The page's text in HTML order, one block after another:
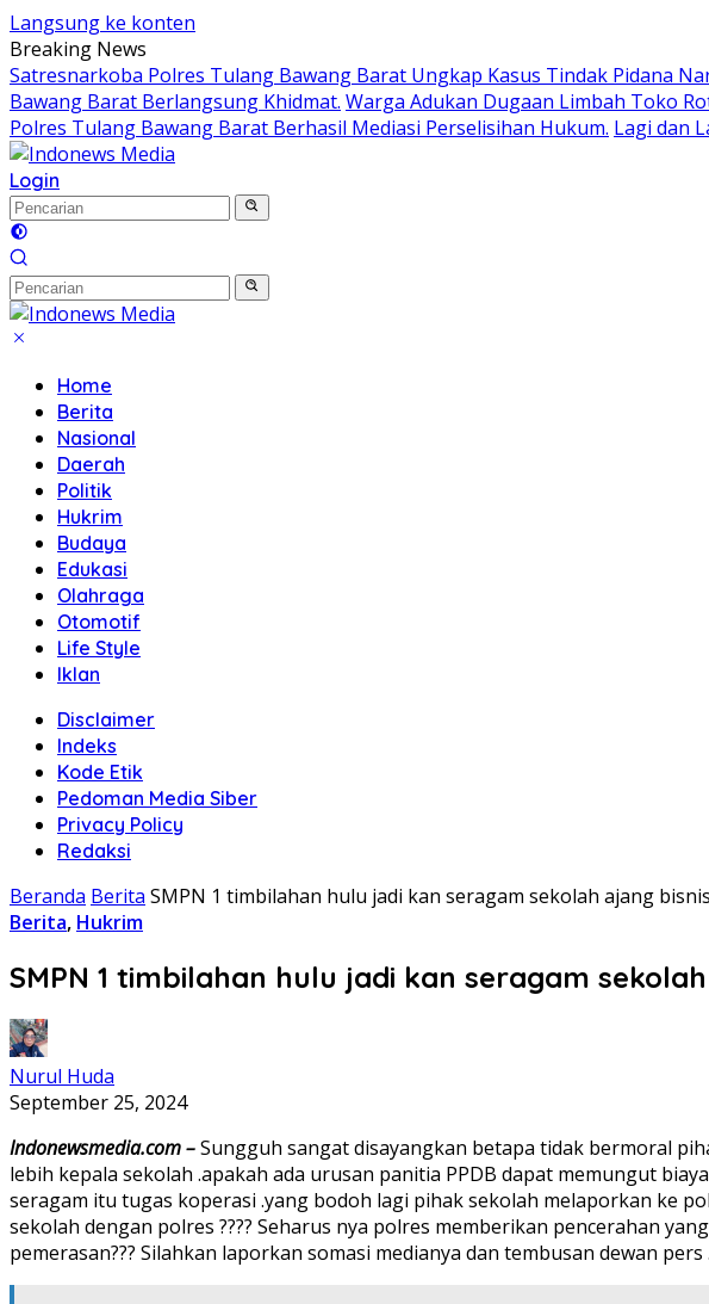
Langsung ke konten
Breaking News
Satresnarkoba Polres Tulang Bawang Barat Ungkap Kasus Tindak Pidana
Bawang Barat Berlangsung Khidmat. Warga Adukan Dugaan Limbah Toko
Polres Tulang Bawang Barat Berhasil Mediasi Perselisihan Hukum. Lagi dan
Login
Home
Berita
Nasional
Daerah
Politik
Hukrim
Budaya
Edukasi
Olahraga
Otomotif
Life Style
Iklan
Disclaimer
Indeks
Kode Etik
Pedoman Media Siber
Privacy Policy
Redaksi
Beranda Berita SMPN 1 timbilahan hulu jadi kan seragam sekolah ajang
Berita, Hukrim
SMPN 1 timbilahan hulu jadi kan seragam
Nurul Huda
September 25, 2024
Indonewsmedia.com –Sungguh sangat disayangkan betapa tidak bermoral
lebih kepala sekolah .apakah ada urusan panitia PPDB dapat memungut
seragam itu tugas koperasi .yang bodoh lagi pihak sekolah melaporkan ke
sekolah dengan polres ???? Seharus nya polres memberikan pencerahan
pemerasan??? Silahkan laporkan somasi medianya dan tembusan dewan